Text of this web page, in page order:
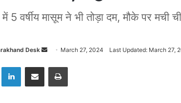
वर्षीय मासूम ने भी तोड़ा दम, मौके पर मची
Desk
d
March 27, 2024 Last Updated: March 27,